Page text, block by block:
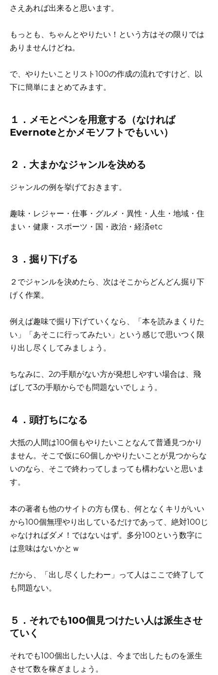
さえあれば出来ると思います。
もっとも、ちゃんとやりたい！という方はその限りでは
ありませんけどね。
で、やりたいことリスト100の作成の流れですけど、以
下に簡単にまとめてみます。
１．メモとペンを用意する（なければ
Evernoteとかメモソフトでもいい）
２．大まかなジャンルを決める
ジャンルの例を挙げておきます。
趣味・レジャー・仕事・グルメ・異性・人生・地域・住
まい・健康・スポーツ・国・政治・経済etc
３．掘り下げる
２でジャンルを決めたら、次はそこからどんどん掘り下
げく作業。
例えば趣味で掘り下げていくなら、「本を読みまくりた
い」「あそこに行ってみたい」という感じで思いつく限
り出し尽くしてみましょう。
ちなみに、2の手順がない方が発想しやすい場合は、飛
ばして3の手順からでも問題ないでしょう。
４．頭打ちになる
大抵の人間は100個もやりたいことなんて普通見つかり
ません。そこで仮に60個しかやりたいことが見つからな
いのなら、そこで終わってしまっても構わないと思いま
す。
本の著者も他のサイトの方も僕も、何となくキリがいい
から100個無理やり出しているだけであって、絶対100じ
ゃなければダメ！ではないはず。多分100という数字に
は意味はないかとｗ
だから、「出し尽くしたわー」って人はここで終了して
も問題ない。
５．それでも100個見つけたい人は派生させ
ていく
それでも100個出したい人は、今まで出したものを派生
させて数を稼ぎましょう。